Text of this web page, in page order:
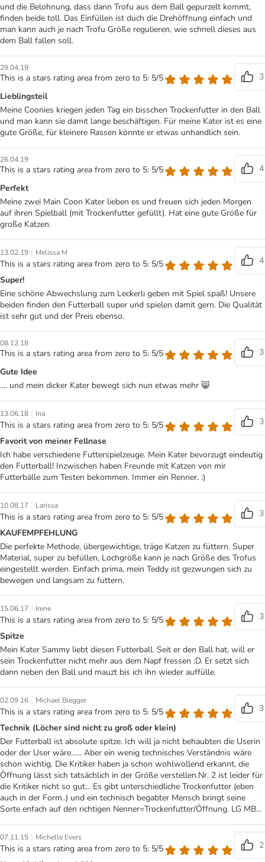
und die Belohnung, dass dann Trofu aus dem Ball gepurzelt kommt,
finden beide toll. Das Einfüllen ist duch die Drehöffnung einfach und
man kann auch je nach Trofu Größe regulieren, wie schnell dieses aus
dem Ball fallen soll.
29.04.19
This is a stars rating area from zero to 5: 5/5
3
Lieblingsteil
Meine Coonies kriegen jeden Tag ein bisschen Trockenfutter in den Ball
und man kann sie damit lange beschäftigen. Für meine Kater ist es eine
gute Größe, für kleinere Rassen könnte er etwas unhandlich sein.
26.04.19
This is a stars rating area from zero to 5: 5/5
4
Perfekt
Meine zwei Main Coon Kater lieben es und freuen sich jeden Morgen
auf ihren Spielball (mit Trockenfutter gefüllt). Hat eine gute Größe für
große Katzen.
13.02.19 | Melissa M
This is a stars rating area from zero to 5: 5/5
4
Super!
Eine schöne Abwechslung zum Leckerli geben mit Spiel spaß! Unsere
beiden finden den Futterball super und spielen damit gern. Die Qualität
ist sehr gut und der Preis ebenso.
08.12.18
This is a stars rating area from zero to 5: 5/5
3
Gute Idee
.... und mein dicker Kater bewegt sich nun etwas mehr 😸
13.06.18 | Ina
This is a stars rating area from zero to 5: 5/5
3
Favorit von meiner Fellnase
Ich habe verschiedene Futterspielzeuge. Mein Kater bevorzugt eindeutig
den Futterball! Inzwischen haben Freunde mit Katzen von mir
Futterbälle zum Testen bekommen. Immer ein Renner. :)
10.08.17 | Larissa
This is a stars rating area from zero to 5: 5/5
3
KAUFEMPFEHLUNG
Die perfekte Methode, übergewichtige, träge Katzen zu füttern. Super
Material, super zu befüllen, Lochgröße kann je nach Größe des Trofus
eingestellt werden. Einfach prima, mein Teddy ist gezwungen sich zu
bewegen und langsam zu futtern.
15.06.17 | Irene
This is a stars rating area from zero to 5: 5/5
3
Spitze
Mein Kater Sammy liebt diesen Futterball. Seit er den Ball hat, will er
sein Trockenfutter nicht mehr aus dem Napf fressen :D. Er setzt sich
dann neben den Ball und mauzt bis ich ihn wieder auffülle.
02.09.16 | Michael Biegger
This is a stars rating area from zero to 5: 5/5
3
Technik (Löcher sind nicht zu groß oder klein)
Der Futterball ist absolute spitze. Ich will ja nicht behaubten die Userin
oder der User wäre...... Aber ein wenig technisches Verständnis wäre
schon wichtig. Die Kritiker haben ja schon wohlwollend erkannt, die
Öffnung lässt sich tatsächlich in der Größe verstellen.Nr. 2 ist leider für
die Kritiker nicht so gut... Es gibt unterschiedliche Trockenfutter (eben
auch in der Form..) und ein technisch begabter Mensch bringt seine
Sorte enfach auf den richtigen Nenner=Trockenfutter/Öffnung. LG MB...
07.11.15 | Michelle Evers
This is a stars rating area from zero to 5: 5/5
2